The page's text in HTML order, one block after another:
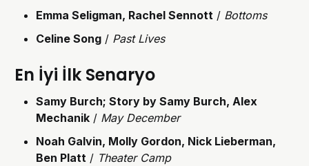
Emma Seligman, Rachel Sennott / Bottoms
Celine Song / Past Lives
En İyi İlk Senaryo
Samy Burch; Story by Samy Burch, Alex
Mechanik / May December
Noah Galvin, Molly Gordon, Nick Lieberman,
Ben Platt / Theater Camp